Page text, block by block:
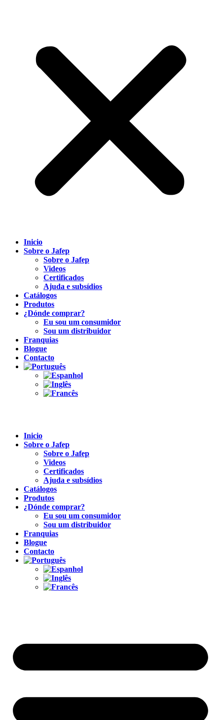
Inicio
Sobre o Jafep
Sobre o Jafep
Videos
Certificados
Ajuda e subsídios
Catálogos
Produtos
¿Dónde comprar?
Eu sou um consumidor
Sou um distribuidor
Franquias
Blogue
Contacto
Inicio
Sobre o Jafep
Sobre o Jafep
Videos
Certificados
Ajuda e subsídios
Catálogos
Produtos
¿Dónde comprar?
Eu sou um consumidor
Sou um distribuidor
Franquias
Blogue
Contacto